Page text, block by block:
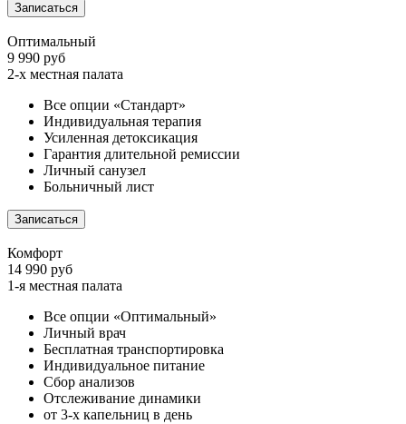
Записаться
Оптимальный
9 990 руб
2-х местная палата
Все опции «Стандарт»
Индивидуальная терапия
Усиленная детоксикация
Гарантия длительной ремиссии
Личный санузел
Больничный лист
Записаться
Комфорт
14 990 руб
1-я местная палата
Все опции «Оптимальный»
Личный врач
Бесплатная транспортировка
Индивидуальное питание
Сбор анализов
Отслеживание динамики
от 3-х капельниц в день